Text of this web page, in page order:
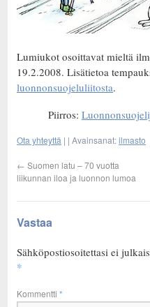
Lumiukot osoittavat mieltä
19.2.2008. Lisätietoa
luonnonsuojeluliitosta.
Piirros:
Ota yhteyttä | | Avainsanat:ilmasto
← Suomen latu – 70 vuotta
liikunnan iloa ja luonnon lumoa
Vastaa
Sähköpostiosoitettasi ei
*
Kommentti *